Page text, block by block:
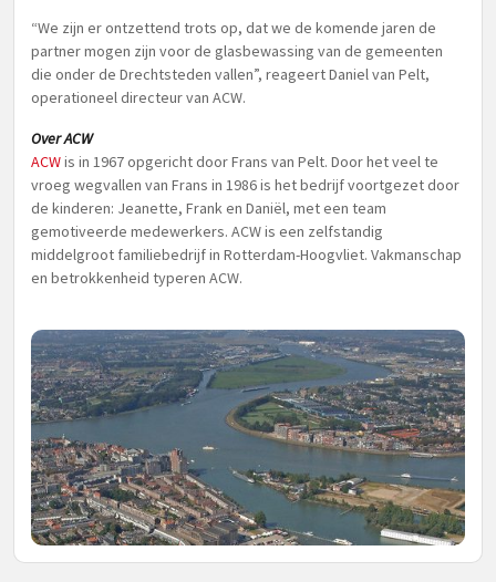
“We zijn er ontzettend trots op, dat we de komende jaren de
partner mogen zijn voor de glasbewassing van de gemeenten
die onder de Drechtsteden vallen”, reageert Daniel van Pelt,
operationeel directeur van ACW.
Over ACW
ACWis in 1967 opgericht door Frans van Pelt. Door het veel te
vroeg wegvallen van Frans in 1986 is het bedrijf voortgezet door
de kinderen: Jeanette, Frank en Daniël, met een team
gemotiveerde medewerkers. ACW is een zelfstandig
middelgroot familiebedrijf in Rotterdam-Hoogvliet. Vakmanschap
en betrokkenheid typeren ACW.